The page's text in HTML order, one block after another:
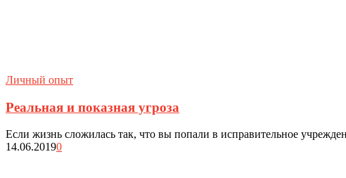
Личный опыт
Реальная и показная угроза
Если жизнь сложилась так, что вы попали в исправительное
14.06.20190